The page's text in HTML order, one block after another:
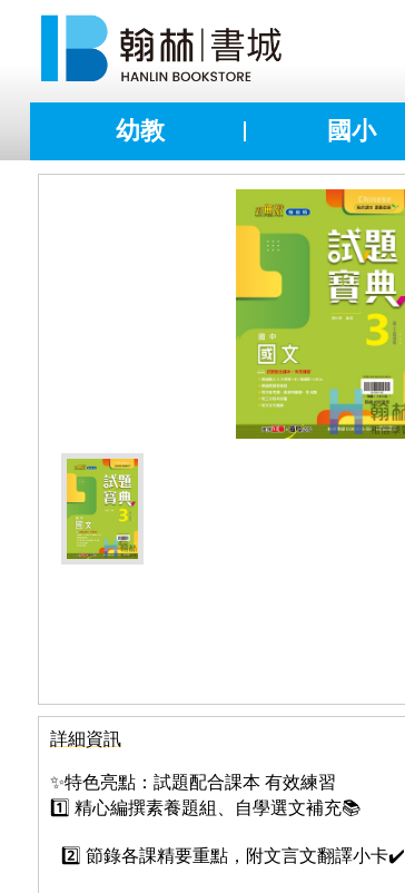
幼教 國小
詳細資訊
✨特色亮點：試題配合課本 有效練習
1️⃣ 精心編撰素養題組、自學選文補充📚
2️⃣ 節錄各課精要重點，附文言文翻譯小卡✔️